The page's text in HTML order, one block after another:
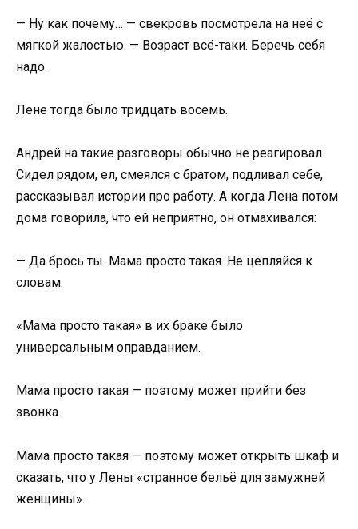
— Ну как почему… — свекровь посмотрела на неё с
мягкой жалостью. — Возраст всё-таки. Беречь себя
надо.
Лене тогда было тридцать восемь.
Андрей на такие разговоры обычно не реагировал.
Сидел рядом, ел, смеялся с братом, подливал себе,
рассказывал истории про работу. А когда Лена потом
дома говорила, что ей неприятно, он отмахивался:
— Да брось ты. Мама просто такая. Не цепляйся к
словам.
«Мама просто такая» в их браке было
универсальным оправданием.
Мама просто такая — поэтому может прийти без
звонка.
Мама просто такая — поэтому может открыть шкаф и
сказать, что у Лены «странное бельё для замужней
женщины».